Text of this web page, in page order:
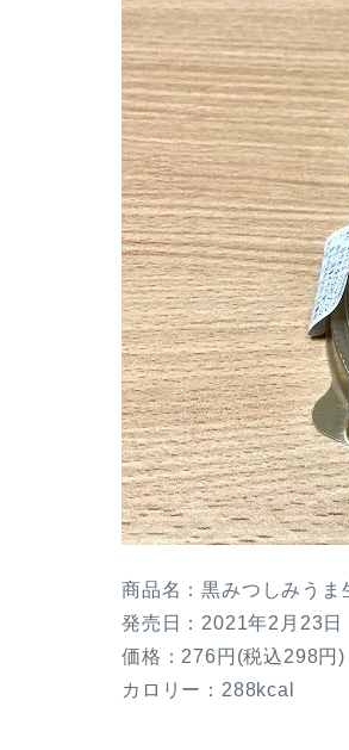
商品名：黒みつしみうま
発売日：2021年2月23日
価格：276円(税込298円)
カロリー：288kcal